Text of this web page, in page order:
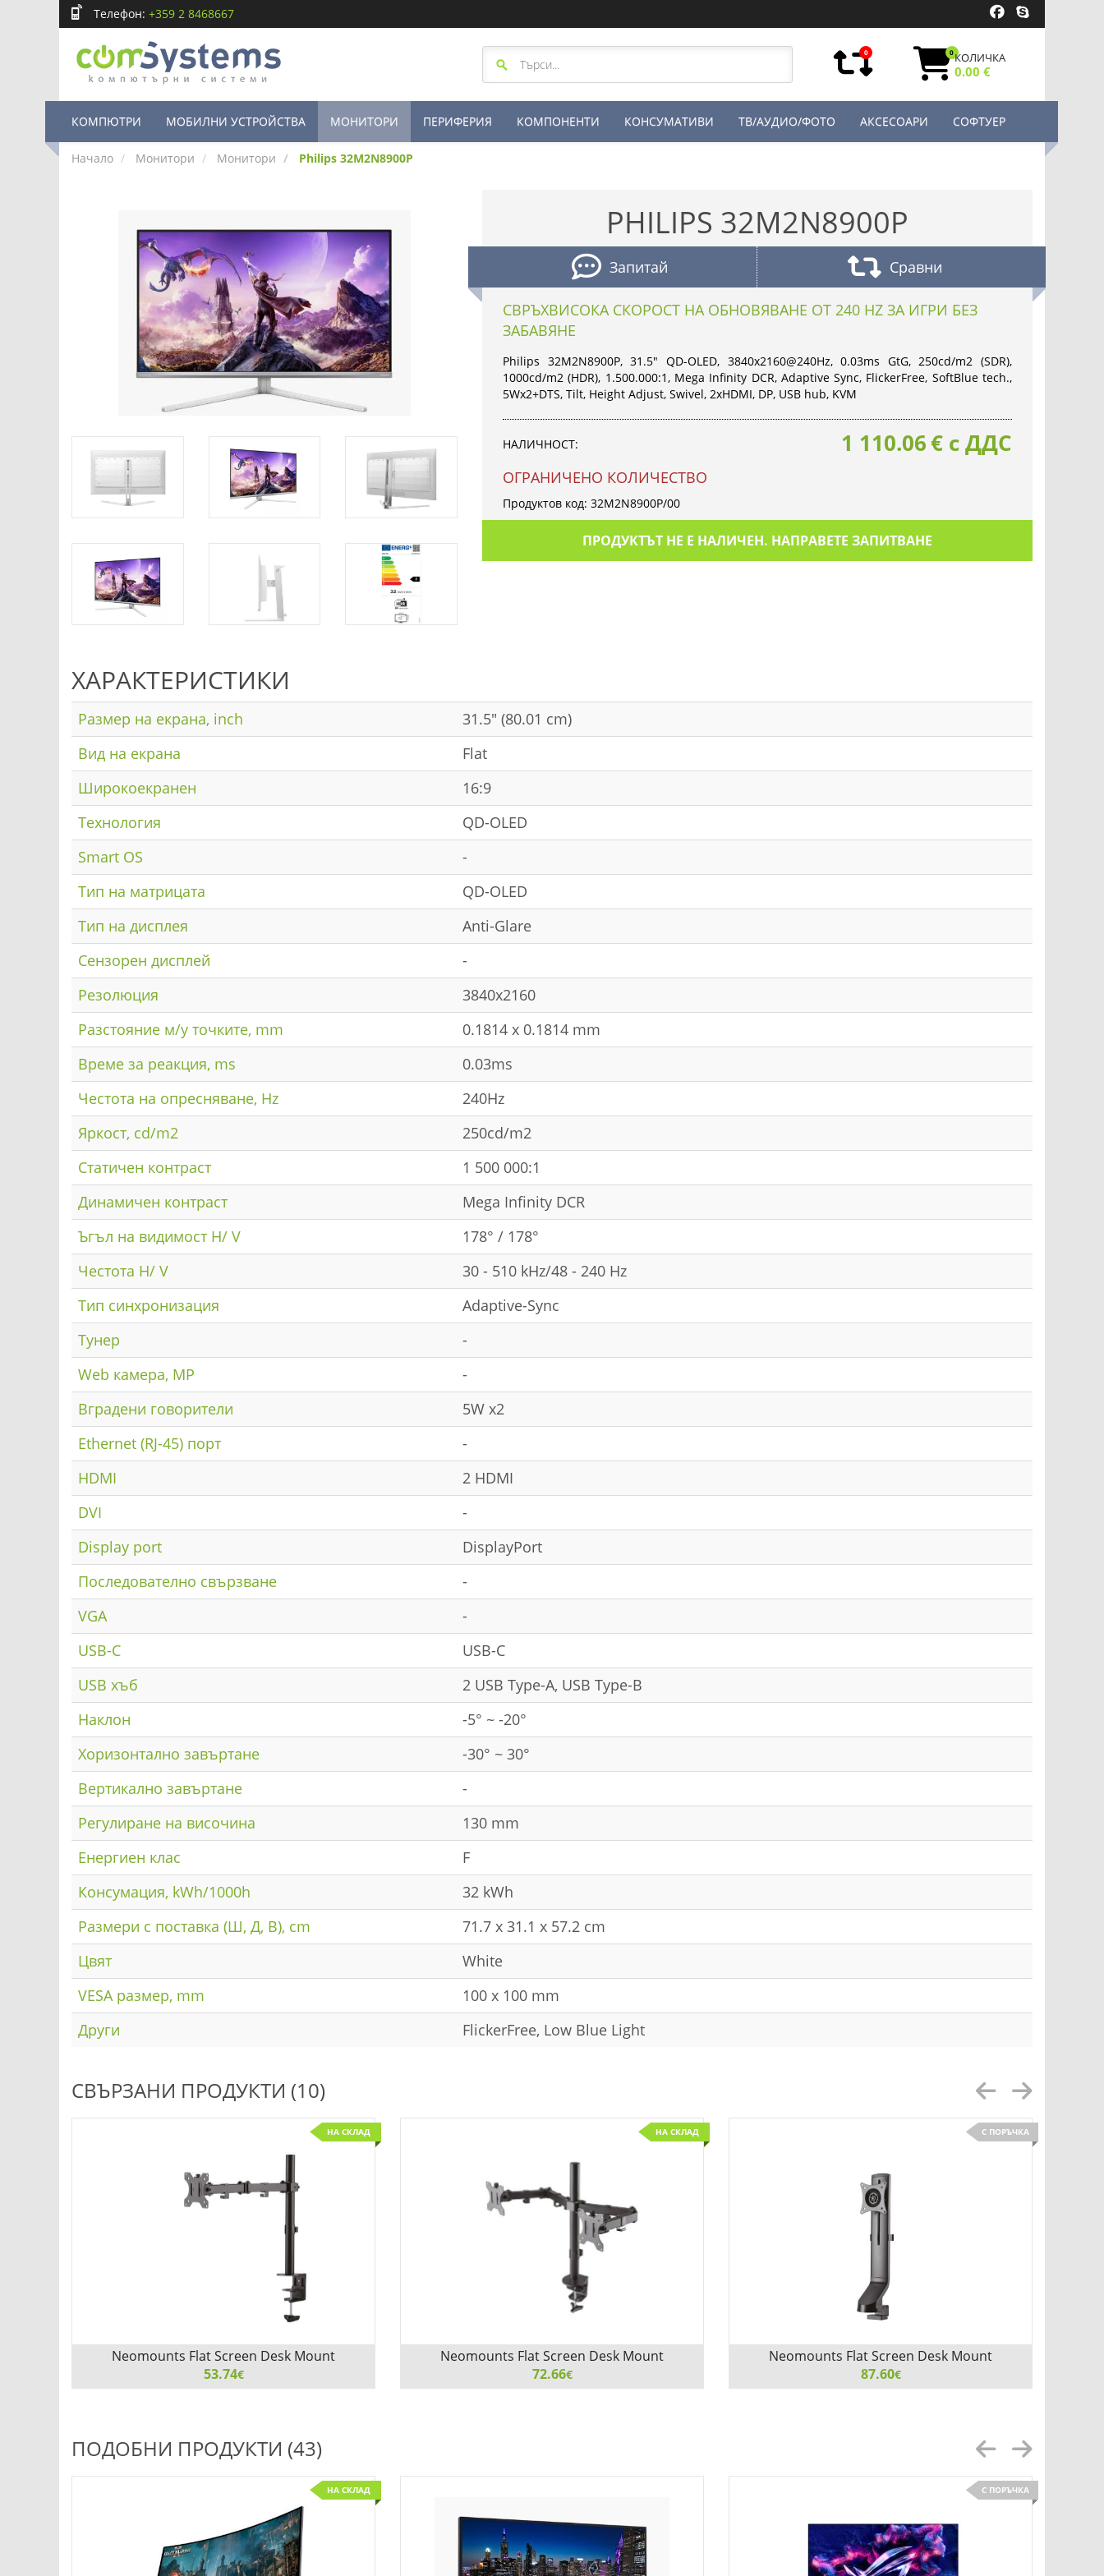
Телефон: +359 2 8468667
0 0КОЛИЧКА
0.00 €
КОМПЮТРИ МОБИЛНИ УСТРОЙСТВА МОНИТОРИ ПЕРИФЕРИЯ КОМПОНЕНТИ КОНСУМАТИВИ ТВ/АУДИО/ФОТО АКСЕСОАРИ СОФТУЕР
Начало Монитори Монитори Philips 32M2N8900P
PHILIPS 32M2N8900P
Запитай Сравни
СВРЪХВИСОКА СКОРОСТ НА ОБНОВЯВАНЕ ОТ 240 HZ ЗА ИГРИ БЕЗ
ЗАБАВЯНЕ
Philips 32M2N8900P, 31.5" QD-OLED, 3840x2160@240Hz, 0.03ms GtG, 250cd/m2 (SDR),
1000cd/m2 (HDR), 1.500.000:1, Mega Infinity DCR, Adaptive Sync, FlickerFree, SoftBlue tech.,
5Wx2+DTS, Tilt, Height Adjust, Swivel, 2xHDMI, DP, USB hub, KVM
НАЛИЧНОСТ:
OГРАНИЧЕНО КОЛИЧЕСТВО
1 110.06€ с ДДС
Продуктов код: 32M2N8900P/00
ПРОДУКТЪТ НЕ Е НАЛИЧЕН. НАПРАВЕТЕ ЗАПИТВАНЕ
ХАРАКТЕРИСТИКИ
Размер на екрана, inch
31.5" (80.01 cm)
Вид на екрана
Flat
Широкоекранен
16:9
Технология
QD-OLED
Smart OS
-
Тип на матрицата
QD-OLED
Тип на дисплея
Anti-Glare
Сензорен дисплей
-
Резолюция
3840x2160
Разстояние м/у точките, mm
0.1814 x 0.1814 mm
Време за реакция, ms
0.03ms
Честота на опресняване, Hz
240Hz
Яркост, cd/m2
250cd/m2
Статичен контраст
1 500 000:1
Динамичен контраст
Mega Infinity DCR
Ъгъл на видимост H/ V
178° / 178°
Честота H/ V
30 - 510 kHz/48 - 240 Hz
Тип синхронизация
Adaptive-Sync
Тунер
-
Web камера, MP
-
Вградени говорители
5W x2
Ethernet (RJ-45) порт
-
HDMI
2 HDMI
DVI
-
Display port
DisplayPort
Последователно свързване
-
VGA
-
USB-C
USB-C
USB хъб
2 USB Type-A, USB Type-B
Наклон
-5° ~ -20°
Хоризонтално завъртане
-30° ~ 30°
Вертикално завъртане
-
Регулиране на височина
130 mm
Енергиен клас
F
Консумация, kWh/1000h
32 kWh
Размери с поставка (Ш, Д, В), cm
71.7 x 31.1 x 57.2 cm
Цвят
White
VESA размер, mm
100 x 100 mm
Други
FlickerFree, Low Blue Light
СВЪРЗАНИ ПРОДУКТИ (10)
НА СКЛАД
Добави Сравни
Neomounts Flat Screen Desk Mount
(clamp/grommet)
53.74€
НА СКЛАД
Добави Сравни
Neomounts Flat Screen Desk Mount
(clamp/grommet) for 2 screens
72.66€
С ПОРЪЧКА
Детайли Сравни
Neomounts Flat Screen Desk Mount
(clamp/grommet)
87.60€
ПОДОБНИ ПРОДУКТИ (43)
НА СКЛАД С ПОРЪЧКА